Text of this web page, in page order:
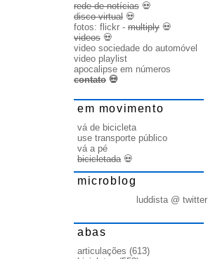
rede de notícias 💀
disco virtual 💀
fotos: flickr - multiply 💀
videos 💀
video sociedade do automóvel
video playlist
apocalipse em números
contato 💀
em movimento
vá de bicicleta
use transporte público
vá a pé
bicicletada💀
microblog
luddista @ twitter
abas
articulações (613)